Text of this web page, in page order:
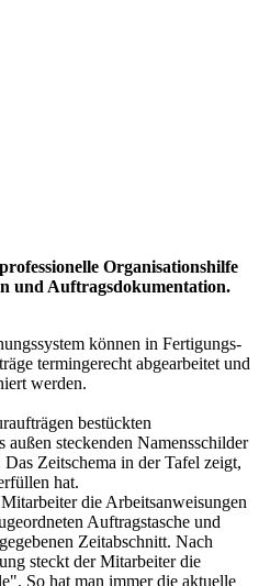
Organisationshilfe
und Auftragsdokumentation.
können in Fertigungs-
termingerecht abgearbeitet und
werden.
bestückten
steckenden Namensschilder
Zeitschema in der Tafel zeigt,
hat.
die Arbeitsanweisungen
Auftragstasche und
Zeitabschnitt. Nach
steckt der Mitarbeiter die
So hat man immer die aktuelle